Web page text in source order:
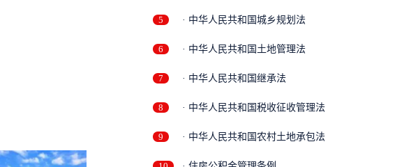
5 · 中华人民共和国城乡规划法
6 · 中华人民共和国土地管理法
7 · 中华人民共和国继承法
8 · 中华人民共和国税收征收管理法
9 · 中华人民共和国农村土地承包法